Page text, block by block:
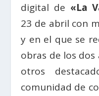
digital de «La
23 de abril con
y en el que se
obras de los
otros
comunidad de